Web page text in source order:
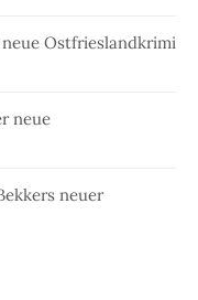
Ostfrieslandkrimi
neue
neuer